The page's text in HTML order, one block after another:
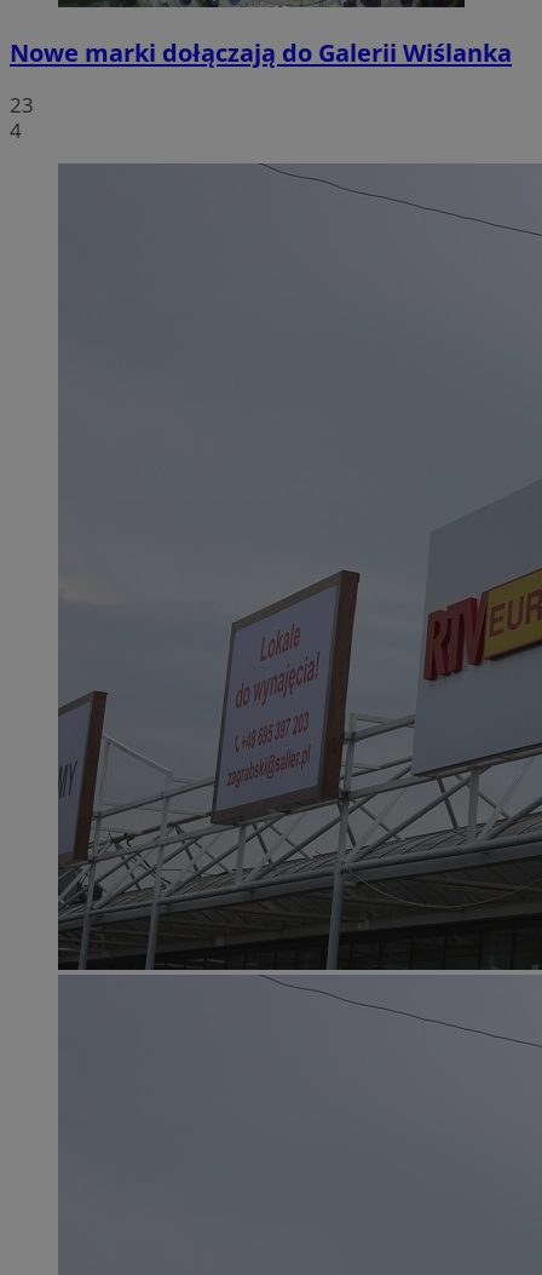
Nowe marki dołączają do Galerii Wiślanka
23
4